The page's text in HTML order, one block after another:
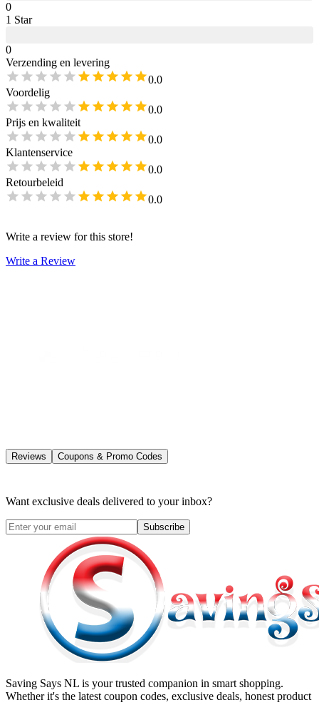
0
1 Star
0
Verzending en levering
0.0
Voordelig
0.0
Prijs en kwaliteit
0.0
Klantenservice
0.0
Retourbeleid
0.0
Write a review for this store!
Write a Review
Reviews Coupons & Promo Codes
Want exclusive deals delivered to your inbox?
Subscribe
Saving Says NL is your trusted companion in smart shopping.
Whether it's the latest coupon codes, exclusive deals, honest product